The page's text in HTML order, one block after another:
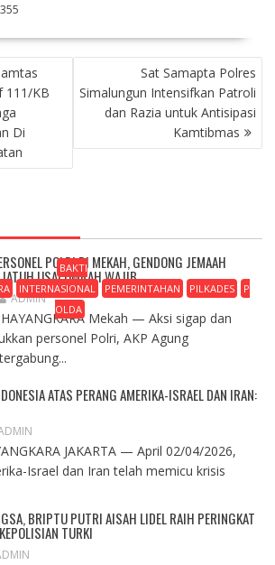
355
111/KB
Di
Sat Samapta Polres
Simalungun Intensifkan Patroli
dan Razia untuk Antisipasi
Kamtibmas
BAKTI
INTERNASIONAL PEMERINTAHAN PILKADES
P
OLDA
POLRI DI MEKAH, GENDONG JEMAAH
USAI UMRAH WAJIB
ADMIN
Mekah — Aksi sigap dan
personel Polri, AKP Agung
ATAS PERANG AMERIKA-ISRAEL DAN IRAN:
JAKARTA — April 02/04/2026,
Israel dan Iran telah memicu krisis
BRIPTU PUTRI AISAH LIDEL RAIH PERINGKAT
TURKI